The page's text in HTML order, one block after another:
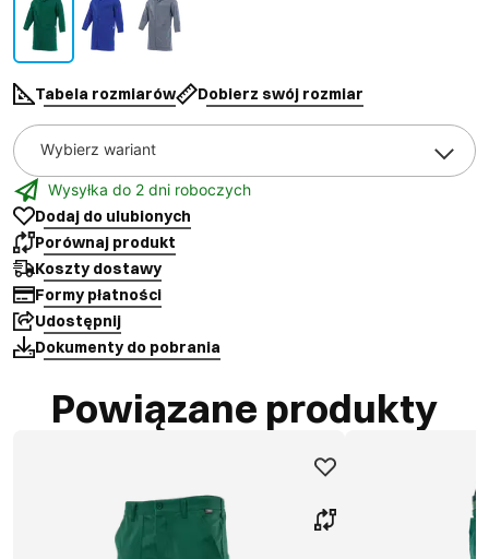
Tabela rozmiarów Dobierz swój rozmiar
Wybierz wariant
Wysyłka do 2 dni roboczych
Dodaj do ulubionych
Porównaj produkt
Koszty dostawy
Formy płatności
Udostępnij
Dokumenty do pobrania
Powiązane produkty